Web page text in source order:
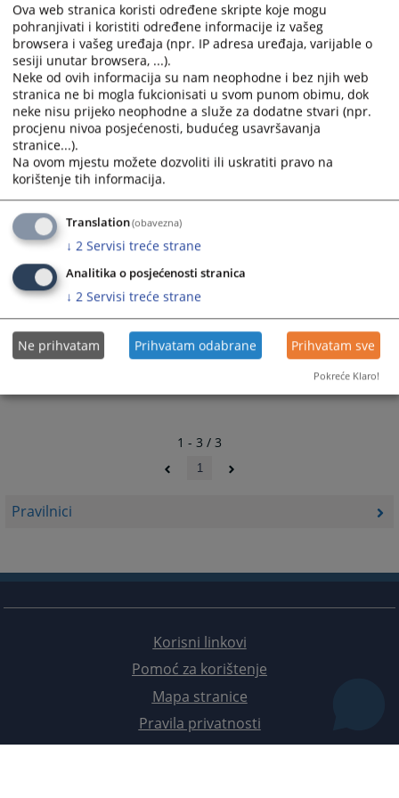
Pravilnici
calendar
and
select
a
date.
Press
the
question
mark
key
to
the
keyboard
shortcuts
for
changing
dates.
calendar
and
a
date.
Press
the
question
key
keyboard
for
changing
dates.
24.01.2022.
ETIČKI KODEKS I SMJERNICE ZA POSTUPANJE UPOSLENIKA U
ŽUPANIJSKOM/KANTONALNOM TUŽITELJSTVU HNŽ/K
MOSTAR
1 - 3 / 3
1
Korisni linkovi
Pomoć za korištenje
Mapa stranice
Pravila privatnosti
Ova web stranica koristi određene skripte koje mogu
pohranjivati i koristiti određene informacije iz vašeg
browsera i vašeg uređaja (npr. IP adresa uređaja, varijable o
sesiji unutar browsera, ...).
Neke od ovih informacija su nam neophodne i bez njih web
stranica ne bi mogla fukcionisati u svom punom obimu, dok
neke nisu prijeko neophodne a služe za dodatne stvari (npr.
procjenu nivoa posjećenosti, budućeg usavršavanja
stranice...).
Na ovom mjestu možete dozvoliti ili uskratiti pravo na
korištenje tih informacija.
Translation(obavezna)
↓ 2 Servisi treće strane
Analitika o posjećenosti stranica
↓ 2 Servisi treće strane
Ne prihvatam Prihvatam odabrane Prihvatam sve
Pokreće Klaro!